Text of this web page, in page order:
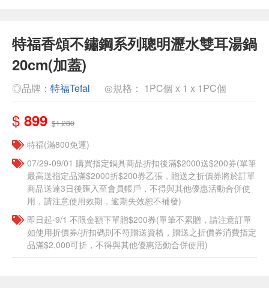
特福香頌不鏽鋼系列聰明瀝水雙耳湯鍋
20cm(加蓋)
◎品牌： 特福Tefal ◎規格： 1PC個 x 1 x 1PC個
$ 899 $1,280
特福(滿800免運)
07/29-09/01 購買指定鍋具商品折扣後滿$2000送$200券(單筆
最高送指定品滿$2000折$200券乙張，贈送之折價券將於訂單
商品送達3日後匯入至會員帳戶，不得與其他優惠活動合併使
用，請注意使用效期，逾期失效恕不補發)
即日起-9/1 不限金額下單贈$200券(單筆不累贈，請注意訂單
如使用折價券/折扣碼則不符贈送資格，贈送之折價券消費指定
品滿$2,000可折，不得與其他優惠活動合併使用)